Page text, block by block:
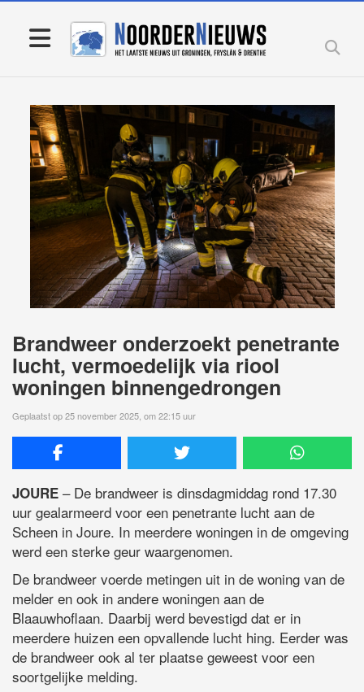
Brandweer onderzoekt penetrante
lucht, vermoedelijk via riool
woningen binnengedrongen
Geplaatst op 25 november 2025, om 22:15 uur
JOURE – De brandweer is dinsdagmiddag rond 17.30
uur gealarmeerd voor een penetrante lucht aan de
Scheen in Joure. In meerdere woningen in de omgeving
werd een sterke geur waargenomen.
De brandweer voerde metingen uit in de woning van de
melder en ook in andere woningen aan de
Blaauwhoflaan. Daarbij werd bevestigd dat er in
meerdere huizen een opvallende lucht hing. Eerder was
de brandweer ook al ter plaatse geweest voor een
soortgelijke melding.